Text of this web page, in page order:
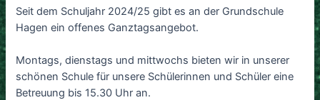
Seit dem Schuljahr 2024/25 gibt es an der Grundschule
Hagen ein offenes Ganztagsangebot.
Montags, dienstags und mittwochs bieten wir in unserer
schönen Schule für unsere Schülerinnen und Schüler eine
Betreuung bis 15.30 Uhr an.